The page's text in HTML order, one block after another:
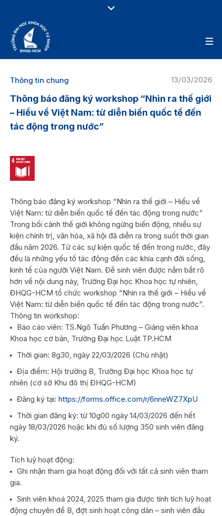
13/03/2026
Thông tin chung
Thông báo đăng ký workshop “Nhìn ra thế giới
– Hiểu về Việt Nam: từ diễn biến quốc tế đến
tác động trong nước”
Thông báo đăng ký workshop “Nhìn ra thế giới – Hiểu về
Việt Nam: từ diễn biến quốc tế đến tác động trong nước”
Trong bối cảnh thế giới không ngừng biến động, nhiều sự
kiện chính trị, văn hóa, xã hội đã diễn ra trong suốt thời gian
đầu năm 2026. Từ các sự kiện quốc tế đến trong nước, đây
đều là những yếu tố tác động đến các khía cạnh đời sống,
kinh tế của người Việt Nam. Để sinh viên được nắm bắt rõ
hơn về nội dung này, Trường Đại học Khoa học tự nhiên,
ĐHQG-HCM tổ chức workshop “Nhìn ra thế giới – Hiểu về
Việt Nam: từ diễn biến quốc tế đến tác động trong nước”.
Thông tin workshop:
Báo cáo viên: TS.Ngô Tuấn Phương – Giảng viên khoa
Khoa học cơ bản, Trường Đại học Luật TP.HCM
Thời gian: 8g30, ngày 22/03/2026 (Chủ nhật)
Địa điểm: Hội trường B, Trường Đại học Khoa học tự
nhiên (cơ sở Khu đô thị ĐHQG-HCM)
Đăng ký tại: https://forms.office.com/r/6nneWZ7XpU
Thời gian đăng ký: từ 10g00 ngày 14/03/2026 đến hết
ngày 18/03/2026 hoặc khi đủ số lượng 350 sinh viên đăng
ký.
Tích luỹ hoạt động:
Ghi nhận tham gia hoạt động đối với tất cả sinh viên tham
gia.
Sinh viên khoá 2024, 2025 tham gia được tính tích luỹ hoạt
động chuyên đề B, đợt sinh hoạt công dân – sinh viên đầu